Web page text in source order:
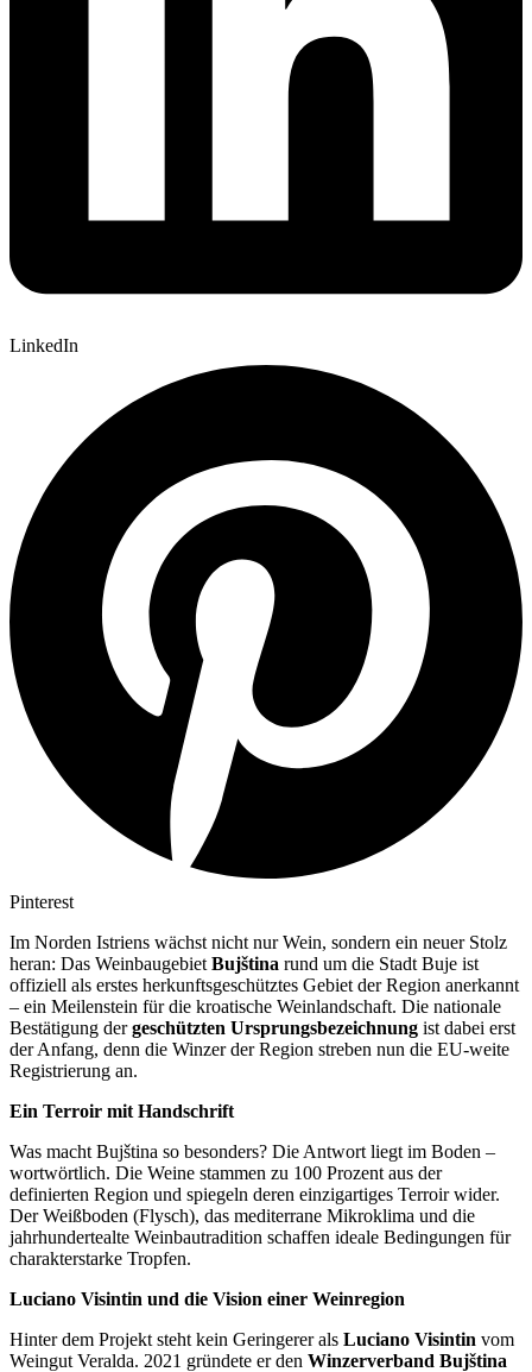
LinkedIn
Pinterest
Im Norden Istriens wächst nicht nur Wein, sondern ein neuer Stolz
heran: Das Weinbaugebiet Bujština rund um die Stadt Buje ist
offiziell als erstes herkunftsgeschütztes Gebiet der Region anerkannt
– ein Meilenstein für die kroatische Weinlandschaft. Die nationale
Bestätigung dergeschützten Ursprungsbezeichnung ist dabei erst
der Anfang, denn die Winzer der Region streben nun die EU-weite
Registrierung an.
Ein Terroir mit Handschrift
Was macht Bujština so besonders? Die Antwort liegt im Boden –
wortwörtlich. Die Weine stammen zu 100 Prozent aus der
definierten Region und spiegeln deren einzigartiges Terroir wider.
Der Weißboden (Flysch), das mediterrane Mikroklima und die
jahrhundertealte Weinbautradition schaffen ideale Bedingungen für
charakterstarke Tropfen.
Luciano Visintin und die Vision einer Weinregion
Hinter dem Projekt steht kein Geringerer als Luciano Visintin vom
Weingut Veralda. 2021 gründete er den Winzerverband Bujština